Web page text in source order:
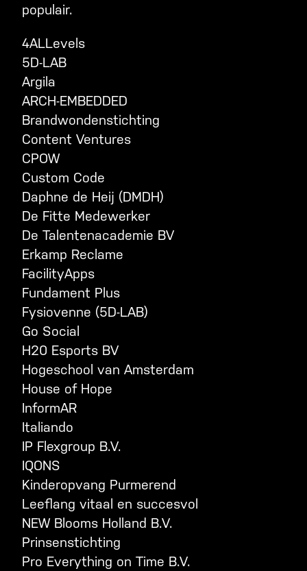
populair.
4ALLevels
5D-LAB
Argila
ARCH-EMBEDDED
Brandwondenstichting
Content Ventures
CPOW
Custom Code
Daphne de Heij (DMDH)
De Fitte Medewerker
De Talentenacademie BV
Erkamp Reclame
FacilityApps
Fundament Plus
Fysiovenne (5D-LAB)
Go Social
H20 Esports BV
Hogeschool van Amsterdam
House of Hope
InformAR
Italiando
IP Flexgroup B.V.
IQONS
Kinderopvang Purmerend
Leeflang vitaal en succesvol
NEW Blooms Holland B.V.
Prinsenstichting
Pro Everything on Time B.V.